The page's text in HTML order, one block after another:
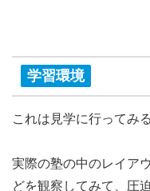
学習環境
これは見学に行ってみ
実際の塾の中のレイア
どを観察してみて、 圧